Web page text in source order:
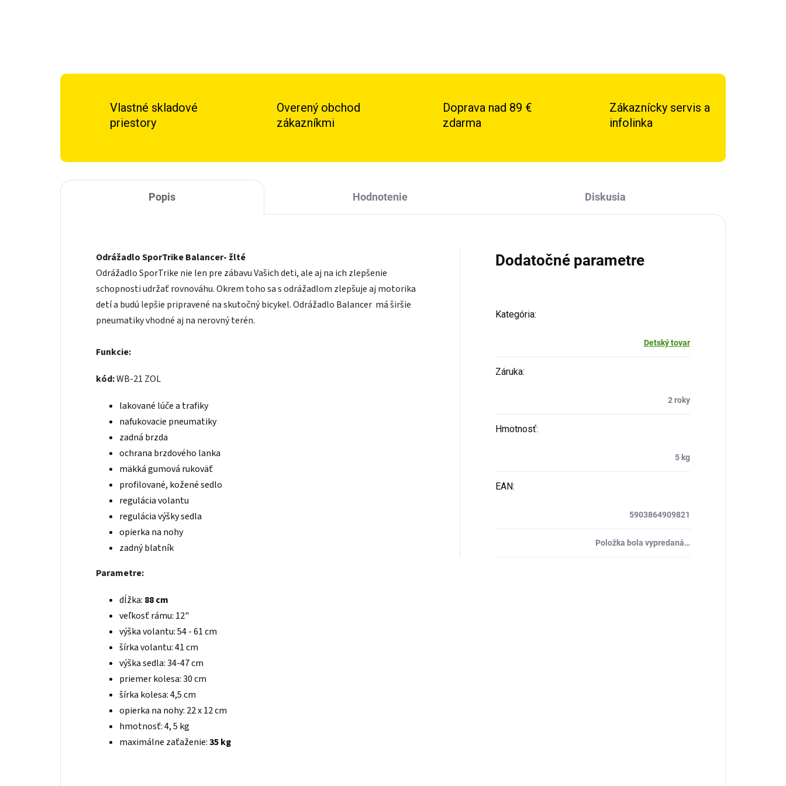
Vlastné skladové
priestory
Overený obchod
zákazníkmi
Doprava nad 89 €
zdarma
Zákaznícky servis a
infolinka
Popis Hodnotenie Diskusia
Odrážadlo SporTrike Balancer- žlté
Odrážadlo SporTrike nie len pre zábavu Vašich deti, ale aj na ich zlepšenie
schopnosti udržať rovnováhu. Okrem toho sa s odrážadlom zlepšuje aj motorika
detí a budú lepšie pripravené na skutočný bicykel. Odrážadlo Balancer má širšie
pneumatiky vhodné aj na nerovný terén.
Funkcie:
kód:WB-21 ZOL
lakované lúče a trafiky
nafukovacie pneumatiky
zadná brzda
ochrana brzdového lanka
mäkká gumová rukoväť
profilované, kožené sedlo
regulácia volantu
regulácia výšky sedla
opierka na nohy
zadný blatník
Parametre:
dĺžka: 88 cm
veľkosť rámu: 12"
výška volantu: 54 - 61 cm
šírka volantu: 41 cm
výška sedla: 34-47 cm
priemer kolesa: 30 cm
šírka kolesa: 4,5 cm
opierka na nohy: 22 x 12 cm
hmotnosť: 4, 5 kg
maximálne zaťaženie:35 kg
Dodatočné parametre
Kategória:
Detský tovar
Záruka:
2 roky
Hmotnosť:
5 kg
EAN:
5903864909821
Položka bola vypredaná…